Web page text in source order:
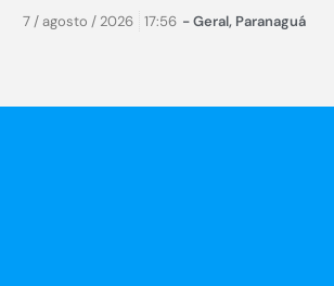
7 / agosto / 2026 17:56 -Geral, Paranaguá